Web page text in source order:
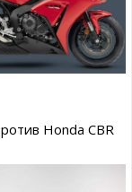
Honda CBR